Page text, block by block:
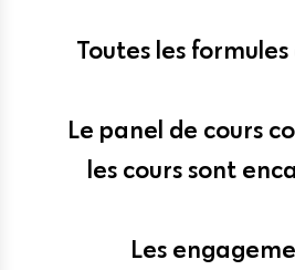
Toutes les
Le panel de cours
les cours sont
Les